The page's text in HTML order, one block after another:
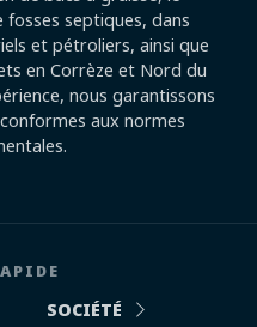
septiques, dans
et pétroliers, ainsi que
en Corrèze et Nord du
nous garantissons
aux normes
SOCIÉTÉ